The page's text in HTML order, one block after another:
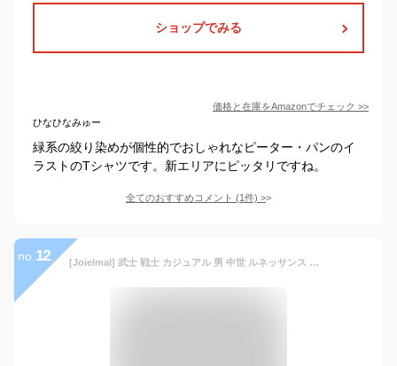
ショップでみる
価格と在庫をAmazonでチェック >>
ひなひなみゅー
緑系の絞り染めが個性的でおしゃれなピーター・パンのイ
ラストのTシャツです。新エリアにピッタリですね。
全てのおすすめコメント (1件) >
no. 12 [Joielmal] 武士 戦士 カジュアル 男 中世 ルネッサンス 服 文芸復興 大人 メンズ オーバーオール 海賊 コスチューム 衣装 演劇 舞台 ステージ衣装 コスプレ 仮装 騎士 エレガント ハロウィン 演出服 中世紀 ヨーロッパ トップス 文化祭(XL/グリーン)